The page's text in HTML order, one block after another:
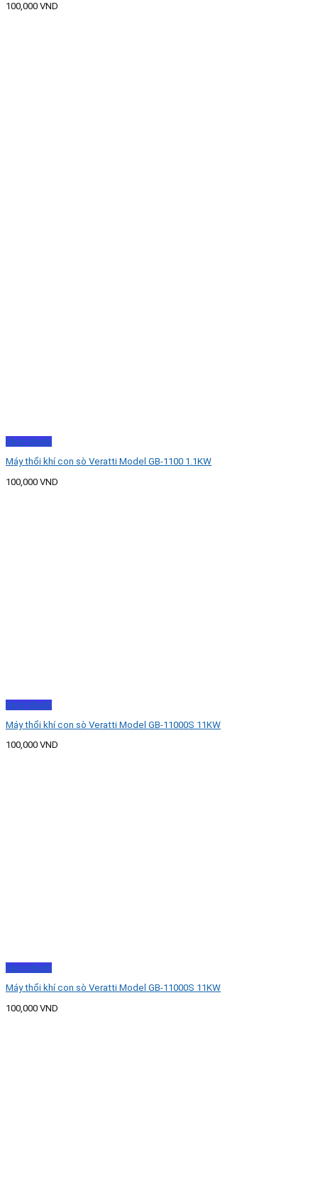
100,000 VND
Xem nhanh
Máy thổi khí con sò Veratti Model GB-1100 1.1KW
100,000 VND
Xem nhanh
Máy thổi khí con sò Veratti Model GB-11000S 11KW
100,000 VND
Xem nhanh
Máy thổi khí con sò Veratti Model GB-11000S 11KW
100,000 VND